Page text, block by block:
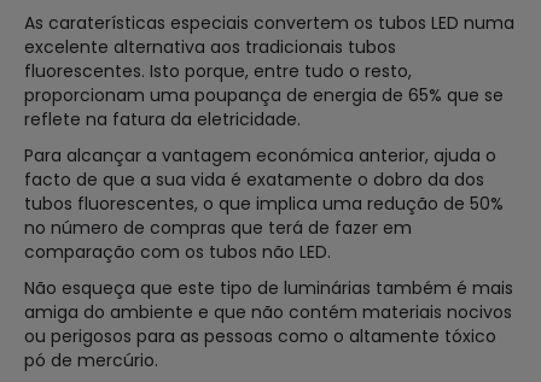
As caraterísticas especiais convertem os tubos LED numa
excelente alternativa aos tradicionais tubos
fluorescentes. Isto porque, entre tudo o resto,
proporcionam uma poupança de energia de 65% que se
reflete na fatura da eletricidade.
Para alcançar a vantagem económica anterior, ajuda o
facto de que a sua vida é exatamente o dobro da dos
tubos fluorescentes, o que implica uma redução de 50%
no número de compras que terá de fazer em
comparação com os tubos não LED.
Não esqueça que este tipo de luminárias também é mais
amiga do ambiente e que não contém materiais nocivos
ou perigosos para as pessoas como o altamente tóxico
pó de mercúrio.